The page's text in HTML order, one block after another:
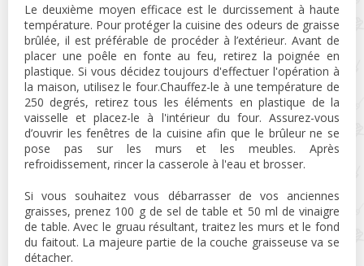
Le deuxième moyen efficace est le durcissement à haute
température. Pour protéger la cuisine des odeurs de graisse
brûlée, il est préférable de procéder à l’extérieur. Avant de
placer une poêle en fonte au feu, retirez la poignée en
plastique. Si vous décidez toujours d'effectuer l'opération à
la maison, utilisez le four.Chauffez-le à une température de
250 degrés, retirez tous les éléments en plastique de la
vaisselle et placez-le à l'intérieur du four. Assurez-vous
d’ouvrir les fenêtres de la cuisine afin que le brûleur ne se
pose pas sur les murs et les meubles. Après
refroidissement, rincer la casserole à l'eau et brosser.
Si vous souhaitez vous débarrasser de vos anciennes
graisses, prenez 100 g de sel de table et 50 ml de vinaigre
de table. Avec le gruau résultant, traitez les murs et le fond
du faitout. La majeure partie de la couche graisseuse va se
détacher.